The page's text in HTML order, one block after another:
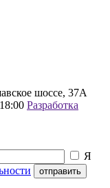
шоссе, 37А
Разработка
Я